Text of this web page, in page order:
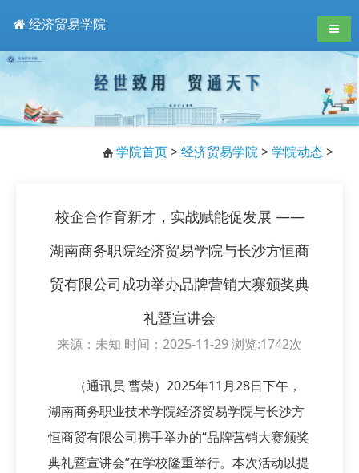
经济贸易学院 导航
学院首页>经济贸易学院>学院动态>
校企合作育新才，实战赋能促发展 ——
湖南商务职院经济贸易学院与长沙方恒商
贸有限公司成功举办品牌营销大赛颁奖典
礼暨宣讲会
来源：未知 时间：2025-11-29 浏览:1742次
（通讯员 曹荣）2025年11月28日下午，
湖南商务职业技术学院经济贸易学院与长沙方
恒商贸有限公司携手举办的“品牌营销大赛颁奖
典礼暨宣讲会”在学校隆重举行。本次活动以提